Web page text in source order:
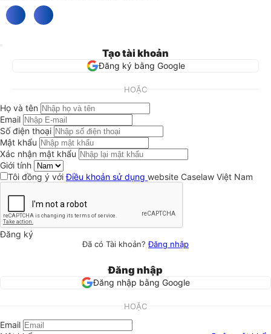
Tạo tài khoản
Đăng ký bằng Google
HOẶC
Họ và tên
Email
Số điện thoại
Mật khẩu
Xác nhận mật khẩu
Giới tính
Tôi đồng ý vớiĐiều khoản sử dụng website Caselaw Việt Nam
Đăng ký
Đã có Tài khoản?Đăng nhập
Đăng nhập
Đăng nhập bằng Google
HOẶC
Email